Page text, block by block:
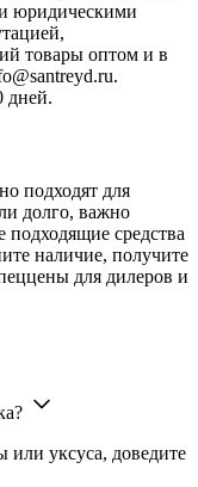
юридическими
товары оптом и в
дней.
подходят для
долго, важно
средства
наличие, получите
для дилеров и
или уксуса, доведите